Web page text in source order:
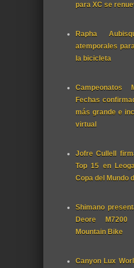
para XC se
Rapha
atemporales
la bicicleta
Campeonatos
Fechas
más grande e
virtual
Jofre Cullell
Top 15 en
Copa del Mundo
Shimano
Deore
Mountain Bike
Canyon Lux